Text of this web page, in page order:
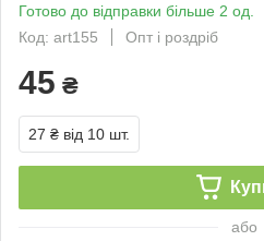
Готово до відправки більше 2 од.
Код: art155
Опт і роздріб
45 ₴
27 ₴ від 10 шт.
або